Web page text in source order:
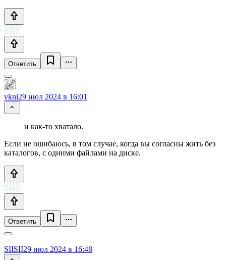
Ответить
vkni29 июл 2024 в 16:01
и как-то хватало.
Если не ошибаюсь, в том случае, когда вы согласны жить без
каталогов, с одними файлами на диске.
Ответить
SIISII29 июл 2024 в 16:48